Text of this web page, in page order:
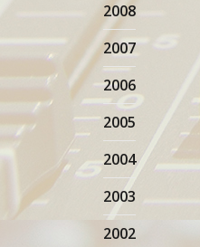
2008
2007
2006
2005
2004
2003
2002